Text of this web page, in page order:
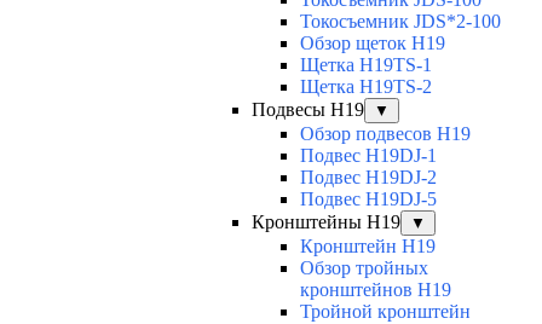
Токосъемник JDS*2-100
Обзор щеток H19
Щетка H19TS-1
Щетка H19TS-2
Подвесы H19
▼
Обзор подвесов H19
Подвес H19DJ-1
Подвес H19DJ-2
Подвес H19DJ-5
Кронштейны H19
▼
Кронштейн H19
Обзор тройных
кронштейнов H19
Тройной кронштейн